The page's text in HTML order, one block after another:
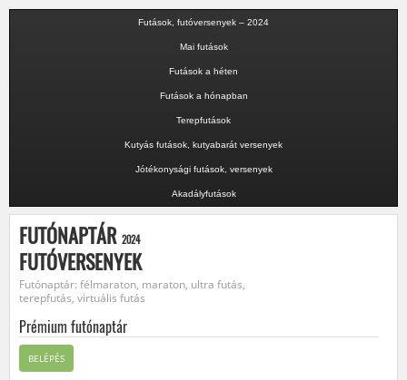
Futások, futóversenyek – 2024
Mai futások
Futások a héten
Futások a hónapban
Terepfutások
Kutyás futások, kutyabarát versenyek
Jótékonysági futások, versenyek
Akadályfutások
FUTÓNAPTÁR 2024
FUTÓVERSENYEK
Futónaptár: félmaraton, maraton, ultra futás,
terepfutás, virtuális futás
Prémium futónaptár
BELÉPÉS